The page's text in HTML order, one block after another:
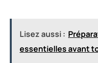
Lisez aussi :
essentielles avant